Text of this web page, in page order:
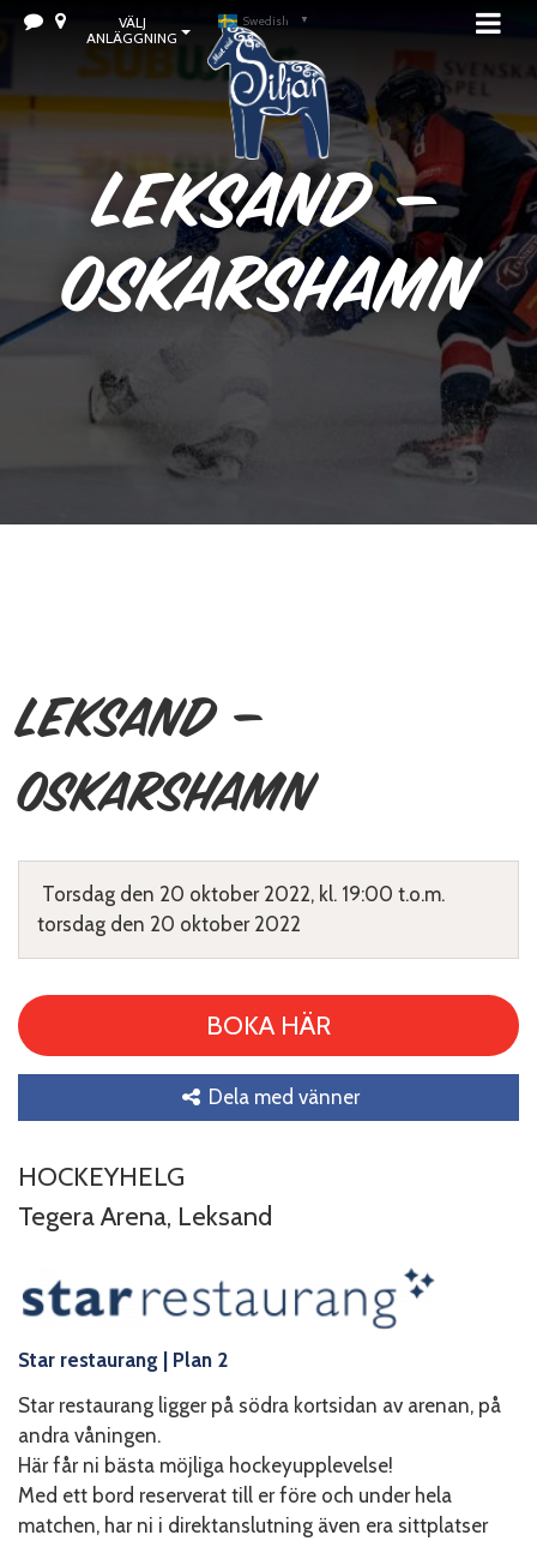
VÄLJ
ANLÄGGNING
Swedish ▼
Leksand –
Oskarshamn
Leksand –
Oskarshamn
Torsdag den 20 oktober 2022, kl. 19:00 t.o.m.
torsdag den 20 oktober 2022
BOKA HÄR
Dela med vänner
HOCKEYHELG
Tegera Arena, Leksand
Star restaurang | Plan 2
Star restaurang ligger på södra kortsidan av arenan, på
andra våningen.
Här får ni bästa möjliga hockeyupplevelse!
Med ett bord reserverat till er före och under hela
matchen, har ni i direktanslutning även era sittplatser